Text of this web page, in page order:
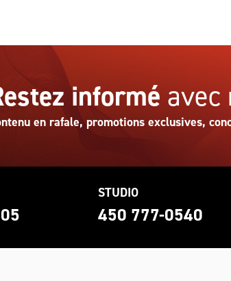
informé avec
en rafale, promotions exclusives,
STUDIO
450 777-0540